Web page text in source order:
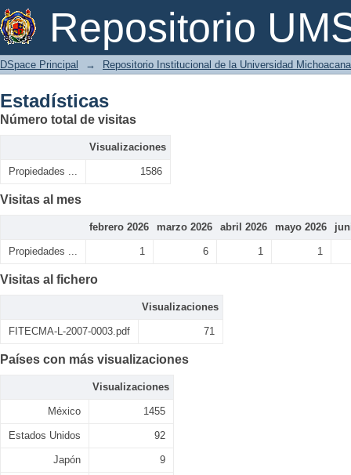
Repositorio
Estadísticas
DSpace Principal → Repositorio Institucional de la Universidad
Estadísticas
Número total de visitas
Visualizaciones
Propiedades ... 1586
Visitas al mes
febrero 2026 marzo 2026 abril 2026 mayo 2026
Propiedades ... 1 6 1 1
Visitas al fichero
Visualizaciones
FITECMA-L-2007-0003.pdf 71
Países con más visualizaciones
Visualizaciones
México 1455
Estados Unidos 92
Japón 9